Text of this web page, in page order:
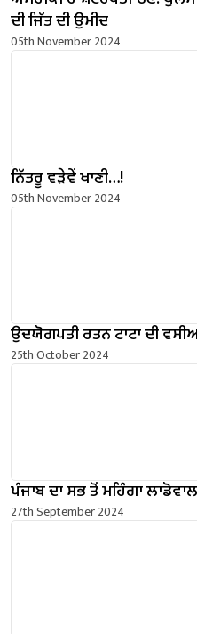
ਦੀ ਜਿੱਤ ਦੀ ਉਮੀਦ
05th November 2024
ਨਿੱਤਰੂ ਵੜੇਵੇਂ ਖਾਣੀ…!
05th November 2024
ਉਦਯੋਗਪਤੀ ਰਤਨ ਟਾਟਾ ਦੀ
25th October 2024
ਪੰਜਾਬ ਦਾ ਸਭ ਤੋਂ ਮਹਿੰਗਾ
27th September 2024